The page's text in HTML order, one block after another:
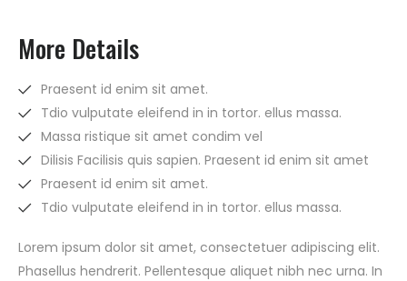
More Details
Praesent id enim sit amet.
Tdio vulputate eleifend in in tortor. ellus massa.
Massa ristique sit amet condim vel
Dilisis Facilisis quis sapien. Praesent id enim sit amet
Praesent id enim sit amet.
Tdio vulputate eleifend in in tortor. ellus massa.
Lorem ipsum dolor sit amet, consectetuer adipiscing elit.
Phasellus hendrerit. Pellentesque aliquet nibh nec urna. In